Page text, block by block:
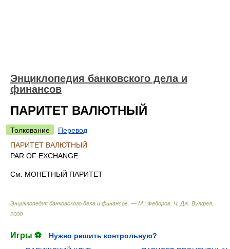
Энциклопедия банковского дела и
финансов
ПАРИТЕТ ВАЛЮТНЫЙ
Толкование
Перевод
ПАРИТЕТ ВАЛЮТНЫЙ
PAR OF EXCHANGE
См. МОНЕТНЫЙ ПАРИТЕТ
Энциклопедия банковского дела и финансов. — М.: Федоров Ч. Дж. Вулфел
2000
Игры ⚽
Нужно решить контрольную?